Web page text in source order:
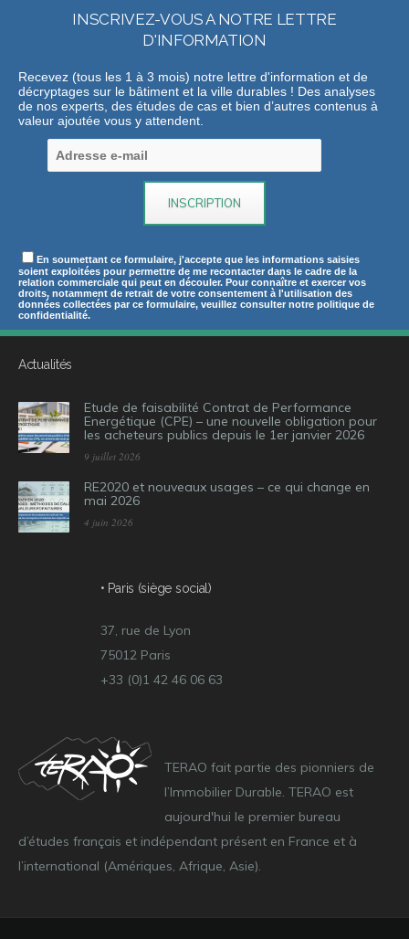
INSCRIVEZ-VOUS A NOTRE LETTRE
D'INFORMATION
Recevez (tous les 1 à 3 mois) notre lettre d'information et de
décryptages sur le bâtiment et la ville durables ! Des analyses
de nos experts, des études de cas et bien d’autres contenus à
valeur ajoutée vous y attendent.
En soumettant ce formulaire, j'accepte que les informations saisies
soient exploitées pour permettre de me recontacter dans le cadre de la
relation commerciale qui peut en découler. Pour connaître et exercer vos
droits, notamment de retrait de votre consentement à l'utilisation des
données collectées par ce formulaire, veuillez consulter notre politique de
confidentialité.
Actualités
Etude de faisabilité Contrat de Performance
Energétique (CPE) – une nouvelle obligation pour
les acheteurs publics depuis le 1er janvier 2026
9 juillet 2026
RE2020 et nouveaux usages – ce qui change en
mai 2026
4 juin 2026
• Paris (siège social)
37, rue de Lyon
75012 Paris
+33 (0)1 42 46 06 63
TERAO fait partie des pionniers de
l’Immobilier Durable. TERAO est
aujourd'hui le premier bureau
d’études français et indépendant présent en France et à
l’international (Amériques, Afrique, Asie).